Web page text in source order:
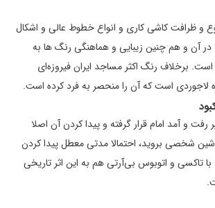
و ظرافت کاشی کاری و انواع خطوط عالی و اشکال
در آن و هم چنین زیبایی و هماهنگی رنگ ها به
است. برخلاف رنگ اكثر مساجد ایران فیروزه‌ای
است كه آن را منحصر به فرد كرده است.
و آمد امام قرار گرفته و پیدا کردن آن اصلا
شخصی بروید، احتمالا مدتی معطل پیدا کردن
تاکسی و اتوبوس بی‌آر‌تی هم به این اثر تاریخی